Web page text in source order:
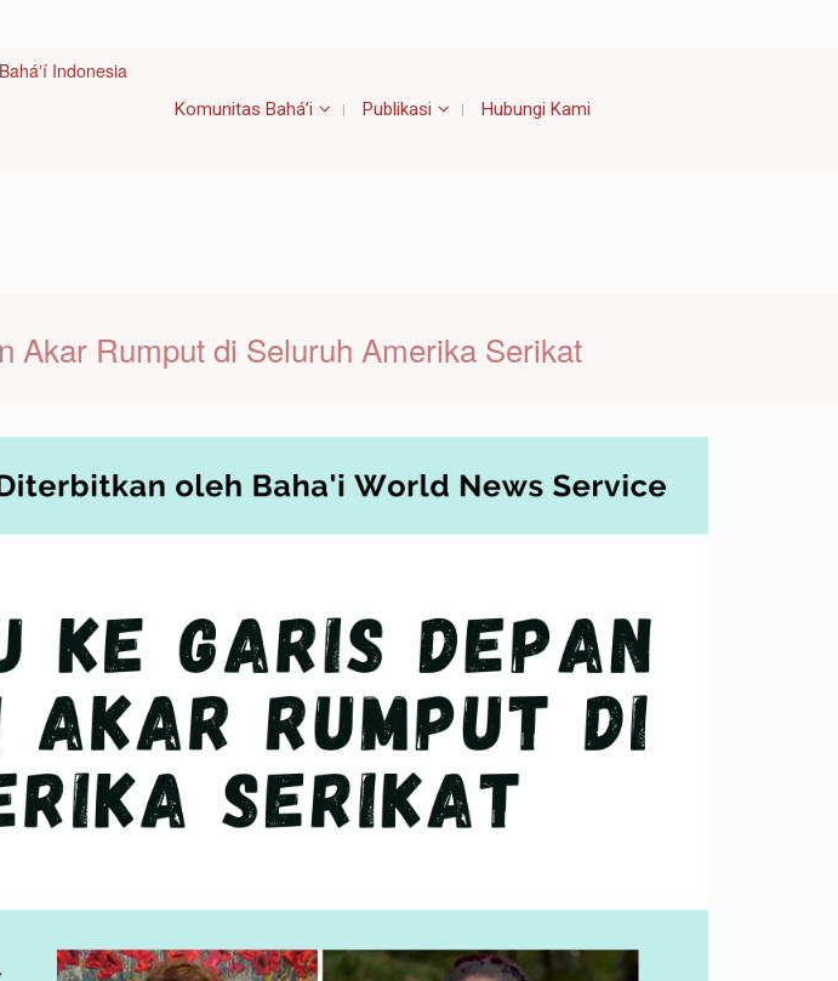
Komunitas Bahá’i Publikasi Hubungi Kami
Akar Rumput di Seluruh Amerika Serikat